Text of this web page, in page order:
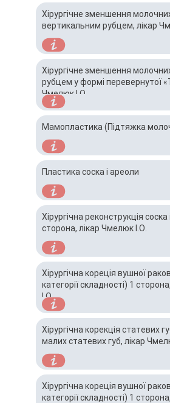
Хірургічне зменшення
вертикальним рубцем, лікар
Хірургічне зменшення
рубцем у формі перевернутої
Чмелюк І.О.
Мамопластика (Підтяжка
Пластика соска і ареоли
Хірургічна реконструкція соска
сторона, лікар Чмелюк І.О.
Хірургічна кореція вушної
категорії складності) 1
І.О.
Хірургічна корекція статевих
малих статевих губ, лікар
Хірургічна кореція вушної
категорії складності) 1